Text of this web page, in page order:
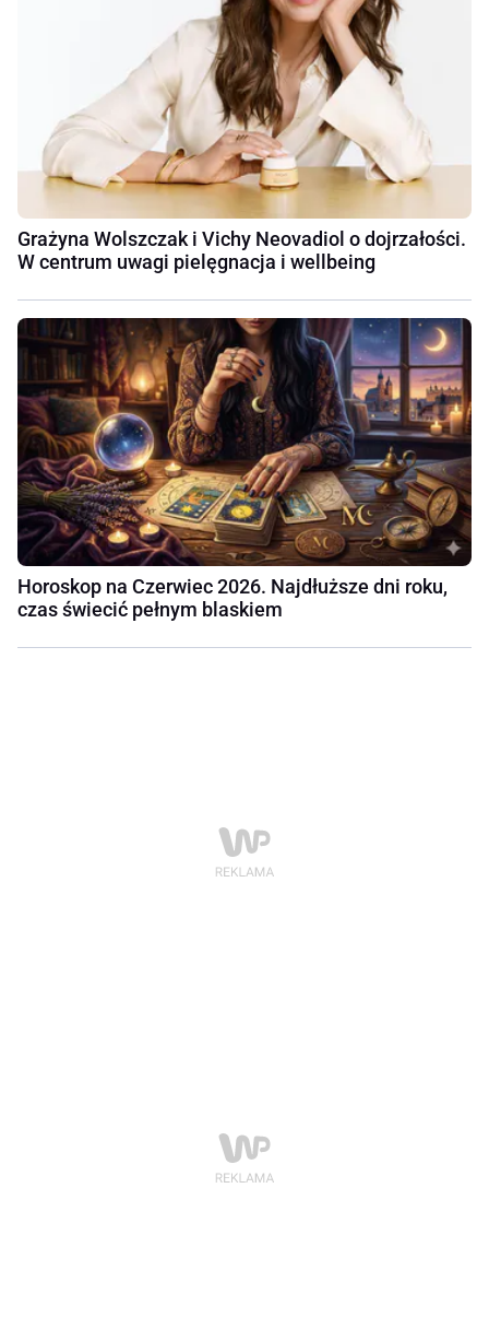
Grażyna Wolszczak i Vichy Neovadiol o dojrzałości.
W centrum uwagi pielęgnacja i wellbeing
Horoskop na Czerwiec 2026. Najdłuższe dni roku,
czas świecić pełnym blaskiem